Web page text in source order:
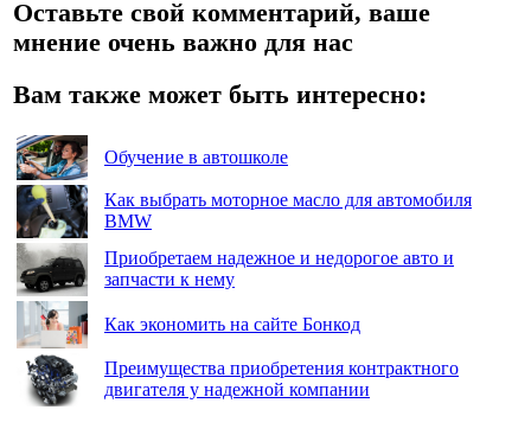
Оставьте свой комментарий, ваше
мнение очень важно для нас
Вам также может быть интересно:
Обучение в автошколе
Как выбрать моторное масло для автомобиля
BMW
Приобретаем надежное и недорогое авто и
запчасти к нему
Как экономить на сайте Бонкод
Преимущества приобретения контрактного
двигателя у надежной компании